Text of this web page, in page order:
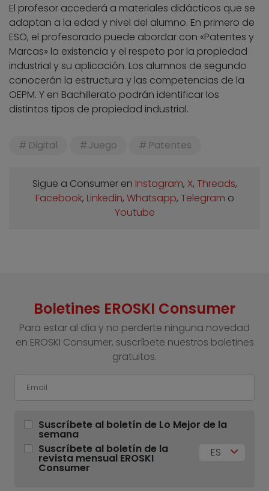
El profesor accederá a materiales didácticos que se
adaptan a la edad y nivel del alumno. En primero de
ESO, el profesorado puede abordar con «Patentes y
Marcas» la existencia y el respeto por la propiedad
industrial y su aplicación. Los alumnos de segundo
conocerán la estructura y las competencias de la
OEPM. Y en Bachillerato podrán identificar los
distintos tipos de propiedad industrial.
Digital Juego Patentes
Sigue a Consumer en Instagram, X, Threads,
Facebook, Linkedin, Whatsapp, Telegram o
Youtube
Boletines EROSKI Consumer
Para estar al día y no perderte ninguna novedad
en EROSKI Consumer, suscríbete nuestros boletines
gratuitos.
Suscríbete al boletín de Lo Mejor de la
semana
Suscríbete al boletín de la
revista mensual EROSKI
Consumer
ES